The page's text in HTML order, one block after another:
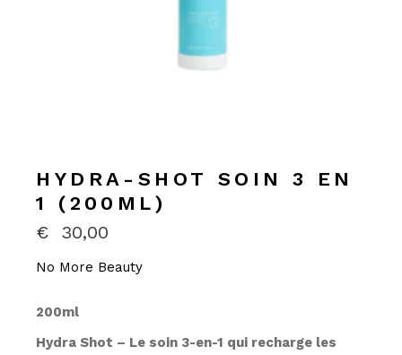
HYDRA-SHOT SOIN 3 EN
1 (200ML)
€ 30,00
No More Beauty
200ml
Hydra Shot – Le soin 3-en-1 qui recharge les